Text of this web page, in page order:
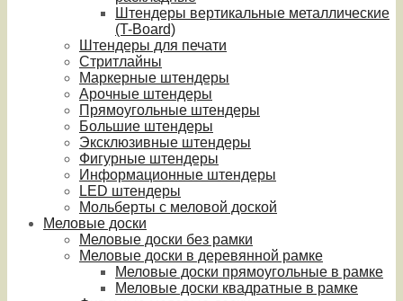
Штендеры вертикальные металлические
(T-Board)
Штендеры для печати
Стритлайны
Маркерные штендеры
Арочные штендеры
Прямоугольные штендеры
Большие штендеры
Эксклюзивные штендеры
Фигурные штендеры
Информационные штендеры
LED штендеры
Мольберты с меловой доской
Меловые доски
Меловые доски без рамки
Меловые доски в деревянной рамке
Меловые доски прямоугольные в рамке
Меловые доски квадратные в рамке